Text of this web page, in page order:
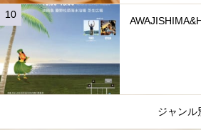
ジャンル